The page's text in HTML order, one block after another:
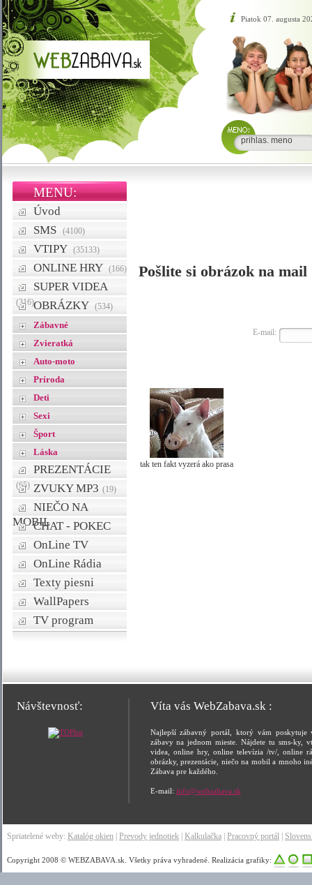
Piatok 07. augusta
MENU:
Úvod
SMS
(4100)
VTIPY (35133)
ONLINE HRY (166)
SUPER VIDEA
(316)OBRÁZKY (534)
Zábavné
Zvieratká
Auto-moto
Príroda
Deti
Sexi
Šport
Láska
PREZENTÁCIE
(65) ZVUKY MP3 (19)
NIEČO NA
MOBILCHAT - POKEC
OnLine TV
OnLine Rádia
Texty piesni
WallPapers
TV program
Pošlite si obrázok na mail
E-mail:
tak ten fakt vyzerá ako prasa
Návštevnosť: Víta vás WebZabava.sk :
Najlepší zábavný portál, ktorý vám poskytuje
zábavy na jednom mieste. Nájdete tu sms-ky,
videa, online hry, online televízia /tv/, online
obrázky, prezentácie, niečo na mobil a mnoho
Zábava pre každého.
E-mail: info@webzabava.sk
Spriatelené weby: Katalóg okien Prevody jednotiek Kalkulačka Pracovný portál
Copyright 2008 © WEBZABAVA.sk. Všetky práva vyhradené. Realizácia grafiky: